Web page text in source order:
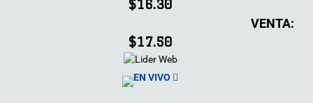
$16.30
VENTA:
$17.50
EN VIVO